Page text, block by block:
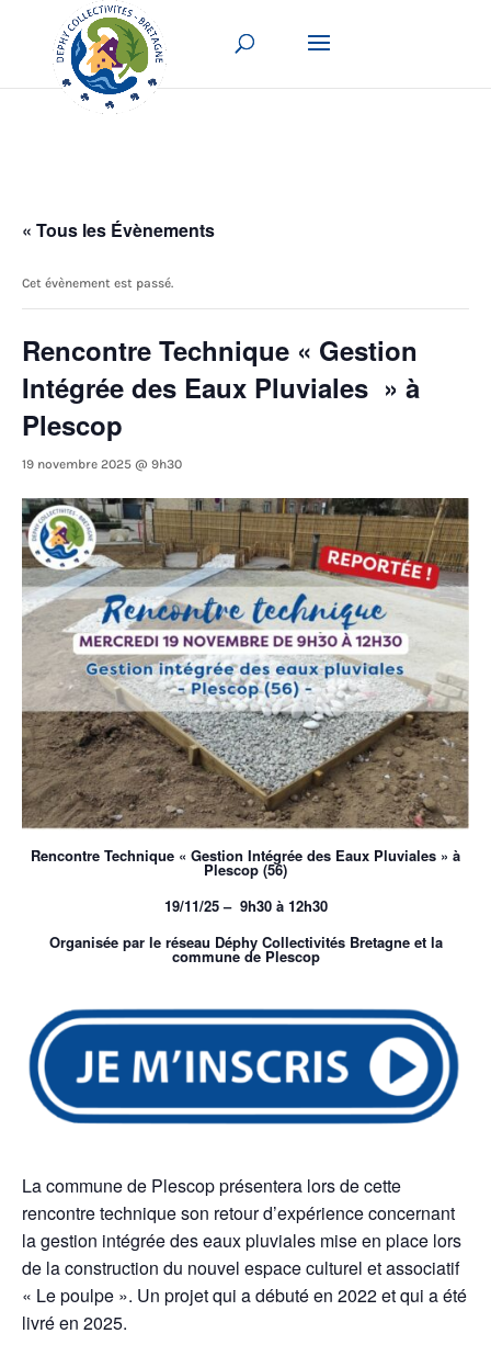
« Tous les Évènements
Cet évènement est passé.
Rencontre Technique « Gestion
Intégrée des Eaux Pluviales » à
Plescop
19 novembre 2025 @ 9h30
Rencontre Technique « Gestion Intégrée des Eaux Pluviales » à
Plescop (56)
19/11/25 – 9h30 à 12h30
Organisée par le réseau Déphy Collectivités Bretagne et la
commune de Plescop
La commune de Plescop présentera lors de cette
rencontre technique son retour d’expérience concernant
la gestion intégrée des eaux pluviales mise en place lors
de la construction du nouvel espace culturel et associatif
« Le poulpe ». Un projet qui a débuté en 2022 et qui a été
livré en 2025.